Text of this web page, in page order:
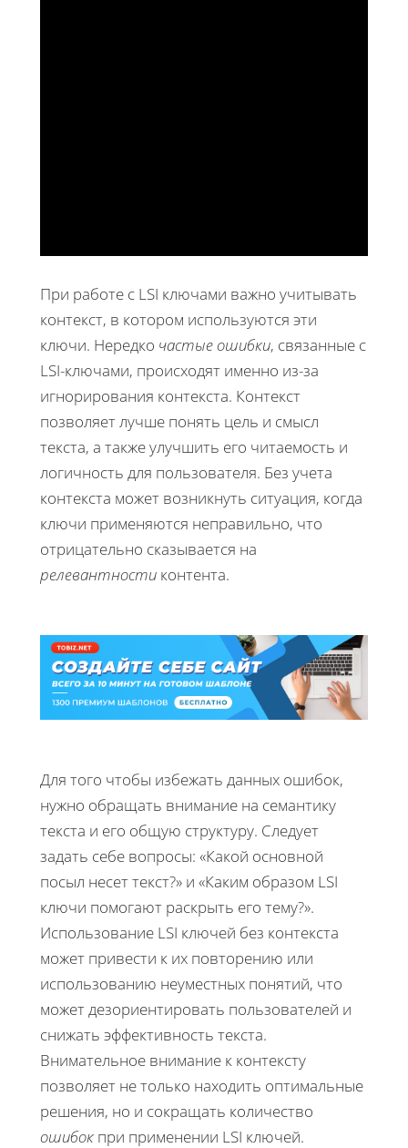
При работе с LSI ключами важно учитывать
контекст, в котором используются эти
ключи. Нередко частые ошибки, связанные с
LSI-ключами, происходят именно из-за
игнорирования контекста. Контекст
позволяет лучше понять цель и смысл
текста, а также улучшить его читаемость и
логичность для пользователя. Без учета
контекста может возникнуть ситуация, когда
ключи применяются неправильно, что
отрицательно сказывается на
релевантности контента.
Для того чтобы избежать данных ошибок,
нужно обращать внимание на семантику
текста и его общую структуру. Следует
задать себе вопросы: «Какой основной
посыл несет текст?» и «Каким образом LSI
ключи помогают раскрыть его тему?».
Использование LSI ключей без контекста
может привести к их повторению или
использованию неуместных понятий, что
может дезориентировать пользователей и
снижать эффективность текста.
Внимательное внимание к контексту
позволяет не только находить оптимальные
решения, но и сокращать количество
ошибок при применении LSI ключей.